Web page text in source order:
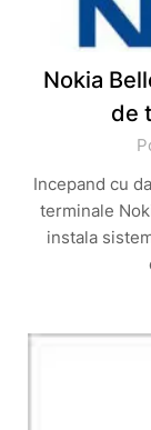
Nokia
de
Incepand cu
terminale
instala